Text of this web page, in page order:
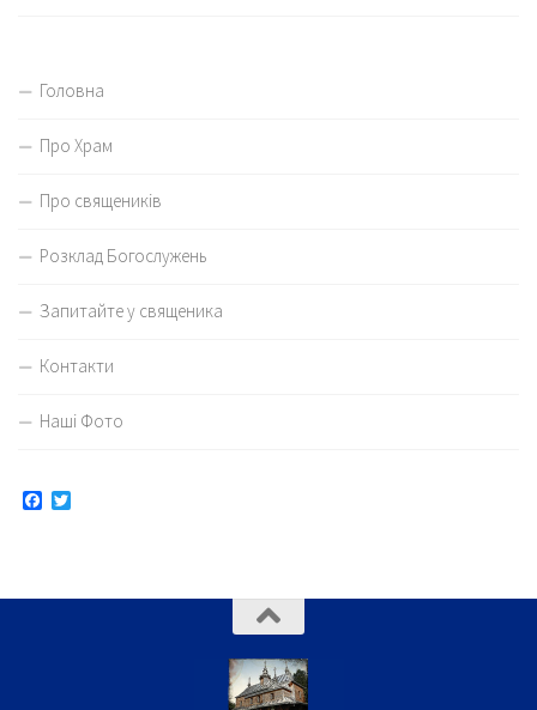
Головна
Про Храм
Про священиків
Розклад Богослужень
Запитайте у священика
Контакти
Наші Фото
Facebook